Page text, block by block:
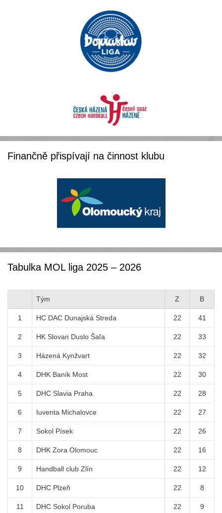
Finančně přispívají na činnost klubu
Tabulka MOL liga 2025 – 2026
Tým Z B
1 HC DAC Dunajská Streda 22 41
2 HK Slovan Duslo Šaľa 22 33
3 Házená Kynžvart 22 32
4 DHK Baník Most 22 30
5 DHC Slavia Praha 22 28
6 Iuventa Michalovce 22 27
7 Sokol Písek 22 26
8 DHK Zora Olomouc 22 16
9 Handball club Zlín 22 12
10 DHC Plzeň 22 8
11 DHC Sokol Poruba 22 9